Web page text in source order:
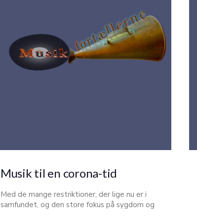
Musik til en corona-tid
Med de mange restriktioner, der lige nu er i
samfundet, og den store fokus på sygdom og